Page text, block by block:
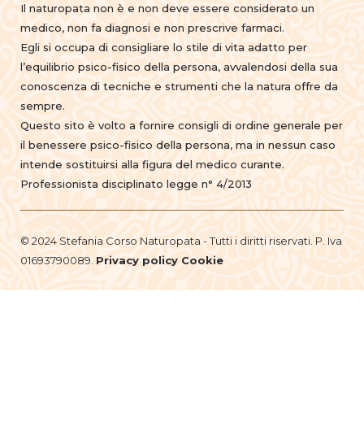
Il naturopata non è e non deve essere considerato un
medico, non fa diagnosi e non prescrive farmaci.
Egli si occupa di consigliare lo stile di vita adatto per
l’equilibrio psico-fisico della persona, avvalendosi della sua
conoscenza di tecniche e strumenti che la natura offre da
sempre.
Questo sito è volto a fornire consigli di ordine generale per
il benessere psico-fisico della persona, ma in nessun caso
intende sostituirsi alla figura del medico curante.
Professionista disciplinato legge n° 4/2013
© 2024 Stefania Corso Naturopata - Tutti i diritti riservati. P. Iva
01693790089. Privacy policy Cookie